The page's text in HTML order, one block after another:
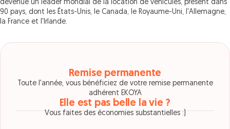
devenue un leader mondial de la location de véhicules, présent dans
90 pays, dont les États-Unis, le Canada, le Royaume-Uni, l'Allemagne,
la France et l'Irlande.
Remise permanente
Toute l'année, vous bénéficiez de votre remise permanente
adhérent EKOYA
Elle est pas belle la vie ?
Vous faites des économies substantielles :)